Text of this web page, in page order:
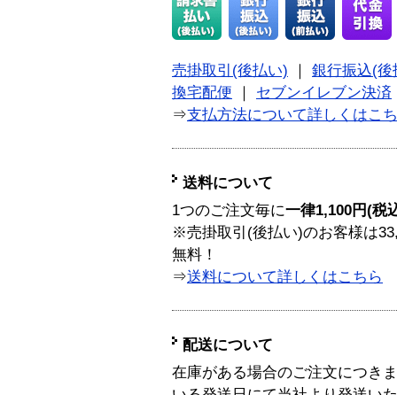
売掛取引(後払い)
銀行振込(後
換宅配便
セブンイレブン決済
⇒支払方法について詳しくはこ
送料について
1つのご注文毎に一律1,100円(税
※売掛取引(後払い)のお客様は
無料！
⇒送料について詳しくはこちら
配送について
在庫がある場合のご注文につき